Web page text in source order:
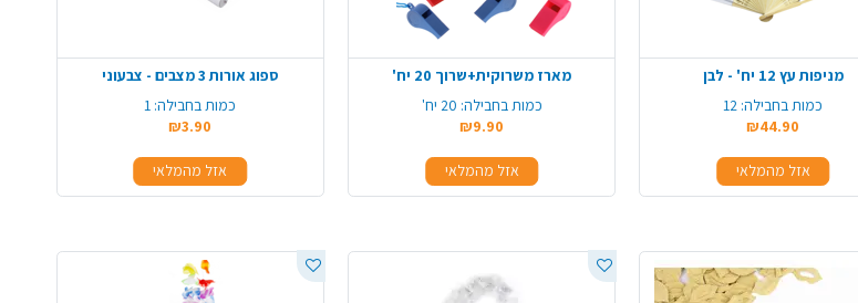
מניפות עץ 12 יח' - לבן
כמות בחבילה: 12
₪44.90
אזל מהמלאי
מארז משרוקית+שרוך 20 יח'
כמות בחבילה: 20 יח'
₪9.90
אזל מהמלאי
ספוג אורות 3 מצבים - צבעוני
כמות בחבילה: 1
₪3.90
אזל מהמלאי